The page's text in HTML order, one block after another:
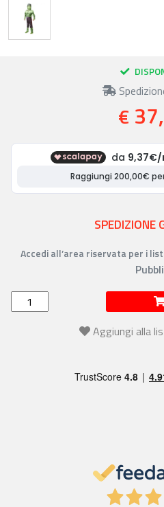
€
SPEDIZIONE
Accedi all’area riservata per i
Aggiungi alla